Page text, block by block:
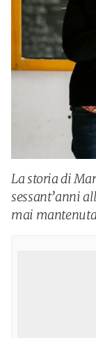
La storia di
sessant’anni
mai